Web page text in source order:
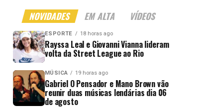
NOVIDADES EM ALTA VÍDEOS
ESPORTE 18 horas ago
Rayssa Leal e Giovanni Vianna lideram
volta da Street League ao Rio
MÚSICA 19 horas ago
Gabriel O Pensador e Mano Brown vão
reunir duas músicas lendárias dia 06
de agosto